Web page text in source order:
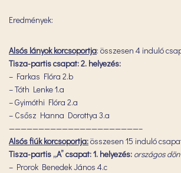
Eredmények:
Alsós lányok korcsoportja: összesen 4 induló
Tisza-partis csapat: 2. helyezés:
– Farkas Flóra 2.b
– Tóth Lenke 1.a
– Gyimóthi Flóra 2.a
– Csősz Hanna Dorottya 3.a
——————————————————————–
Alsós fiúk korcsoportja:összesen 15 induló
Tisza-partis „A” csapat: 1. helyezés: országos
– Prorok Benedek János 4.c